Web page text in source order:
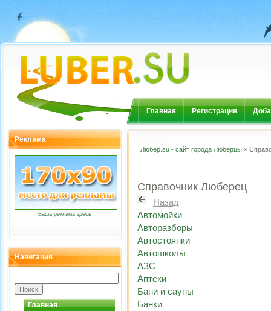
Главная Регистрация
Реклама
Ваша реклама здесь
Навигация
Главная
Любер.su - сайт города Люберцы »
Справочник Люберец
Назад
Автомойки
Авторазборы
Автостоянки
Автошколы
АЗС
Аптеки
Бани и сауны
Банки